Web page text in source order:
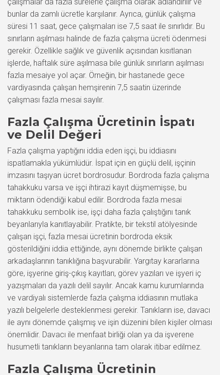
bunlar da zamlı ücretle karşılanır. Ayrıca, günlük çalışma
süresi 11 saat, gece çalışmaları ise 7,5 saat ile sınırlıdır. Bu
sınırların aşılması halinde de fazla çalışma ücreti ödenmesi
gerekir. Özellikle sağlık ve güvenlik açısından kısıtlanan
işlerde, haftalık süre aşılmasa bile günlük sınırların aşılması
fazla mesaiye yol açar. Örneğin, bir hastanede gece
vardiyasında çalışan hemşirenin 7,5 saatin üzerinde
çalışması fazla mesai sayılır.
Fazla Çalışma Ücretinin İspatı
ve Delil Değeri
Fazla çalışma yaptığını iddia eden işçi, bu iddiasını
ispatlamakla yükümlüdür. İspat için en güçlü delil, işçinin
imzasını taşıyan ücret bordrosudur. Bordroda fazla çalışma
tahakkuku varsa ve işçi ihtirazi kayıt düşmemişse, bu
miktarın ödendiği kabul edilir. Bordroda fazla mesai
tahakkuku sembolik ise, işçi daha fazla çalıştığını tanık
beyanlarıyla kanıtlayabilir. Pratikte, bir tekstil atölyesinde
çalışan işçi, fazla mesai ücretinin bordroda eksik
gösterildiğini iddia ettiğinde, aynı dönemde birlikte çalışan
arkadaşlarının tanıklığına başvurabilir. Yargıtay kararlarına
göre, işyerine giriş-çıkış kayıtları, görev yazıları ve işyeri iç
yazışmaları da yazılı delil sayılır. Ancak kamu kurumlarında
ve vardiyalı sistemlerde fazla çalışma iddiasının mutlaka
yazılı belgelerle desteklenmesi gerekir. Tanıkların ise, davacı
ile aynı dönemde çalışmış ve işin düzenini bilen kişiler olması
önemlidir. Davacı ile menfaat birliği olan ya da işverene
husumetli tanıkların beyanlarına tam olarak itibar edilmez.
Fazla Çalışma Ücretinin